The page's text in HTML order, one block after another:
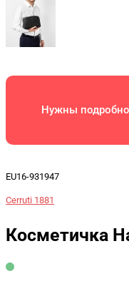
Нужны
EU16-931947
Cerruti 1881
Косметичка